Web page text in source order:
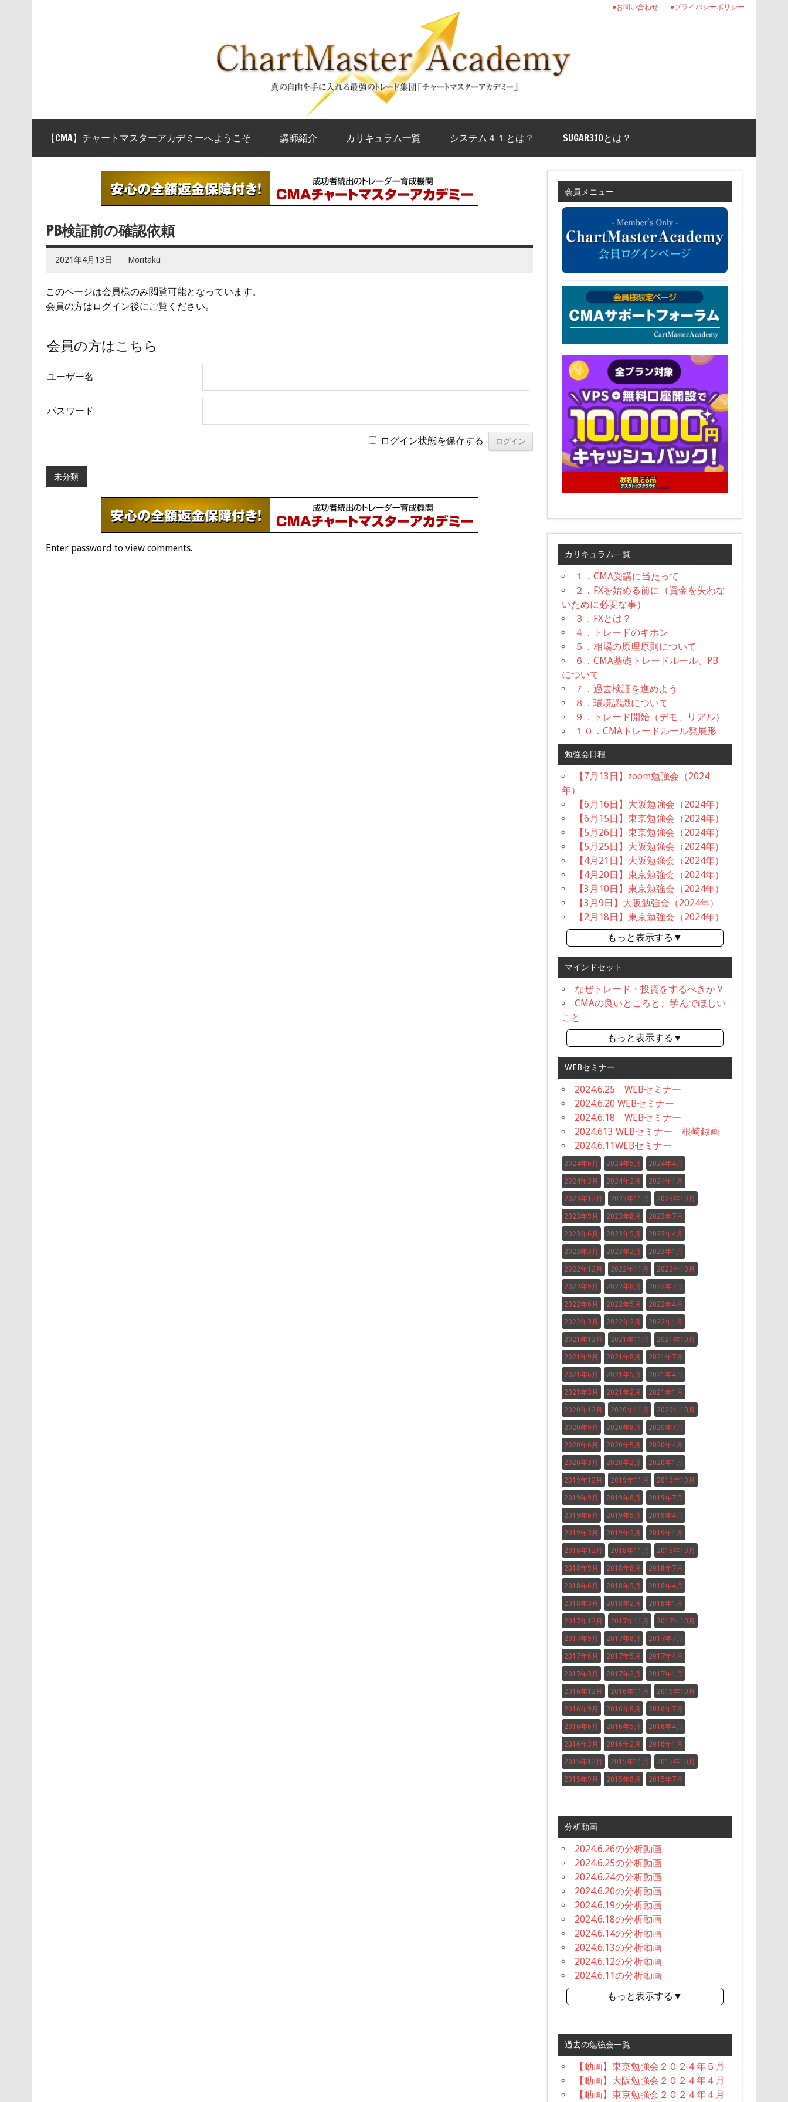
●プライバシーポリシー
●お問い合わせ
【CMA】チャートマスターアカデミーへようこそ 講師紹介 カリキュラム一覧 システム４１とは？ SUGAR310とは？
PB検証前の確認依頼
2021年4月13日 Moritaku
このページは会員様のみ閲覧可能となっています。
会員の方はログイン後にご覧ください。
会員の方はこちら
ユーザー名
パスワード
ログイン状態を保存する
未分類
Enter password to view comments.
会員メニュー
カリキュラム一覧
１．CMA受講に当たって
２．FXを始める前に（資金を失わな
いために必要な事）
３．FXとは？
４．トレードのキホン
５．相場の原理原則について
６．CMA基礎トレードルール、PB
について
７．過去検証を進めよう
８．環境認識について
９．トレード開始（デモ、リアル）
１０．CMAトレードルール発展形
勉強会日程
【7月13日】zoom勉強会（2024
年）
【6月16日】大阪勉強会（2024年）
【6月15日】東京勉強会（2024年）
【5月26日】東京勉強会（2024年）
【5月25日】大阪勉強会（2024年）
【4月21日】大阪勉強会（2024年）
【4月20日】東京勉強会（2024年）
【3月10日】東京勉強会（2024年）
【3月9日】大阪勉強会（2024年）
【2月18日】東京勉強会（2024年）
もっと表示する▼
マインドセット
なぜトレード・投資をするべきか？
CMAの良いところと、学んでほしい
こと
もっと表示する▼
WEBセミナー
2024.6.25 WEBセミナー
2024.6.20 WEBセミナー
2024.6.18 WEBセミナー
2024.613 WEBセミナー 根崎録画
2024.6.11WEBセミナー
2024年6月 2024年5月 2024年4月
2024年3月 2024年2月 2024年1月
2023年12月 2023年11月 2023年10月
2023年9月 2023年8月 2023年7月
2023年6月 2023年5月 2023年4月
2023年3月 2023年2月 2023年1月
2022年12月 2022年11月 2022年10月
2022年9月 2022年8月 2022年7月
2022年6月 2022年5月 2022年4月
2022年3月 2022年2月 2022年1月
2021年12月 2021年11月 2021年10月
2021年9月 2021年8月 2021年7月
2021年6月 2021年5月 2021年4月
2021年3月 2021年2月 2021年1月
2020年12月 2020年11月 2020年10月
2020年9月 2020年8月 2020年7月
2020年6月 2020年5月 2020年4月
2020年3月 2020年2月 2020年1月
2019年12月 2019年11月 2019年10月
2019年9月 2019年8月 2019年7月
2019年6月 2019年5月 2019年4月
2019年3月 2019年2月 2019年1月
2018年12月 2018年11月 2018年10月
2018年9月 2018年8月 2018年7月
2018年6月 2018年5月 2018年4月
2018年3月 2018年2月 2018年1月
2017年12月 2017年11月 2017年10月
2017年9月 2017年8月 2017年7月
2017年6月 2017年5月 2017年4月
2017年3月 2017年2月 2017年1月
2016年12月 2016年11月 2016年10月
2016年9月 2016年8月 2016年7月
2016年6月 2016年5月 2016年4月
2016年3月 2016年2月 2016年1月
2015年12月 2015年11月 2015年10月
2015年9月 2015年8月 2015年7月
分析動画
2024.6.26の分析動画
2024.6.25の分析動画
2024.6.24の分析動画
2024.6.20の分析動画
2024.6.19の分析動画
2024.6.18の分析動画
2024.6.14の分析動画
2024.6.13の分析動画
2024.6.12の分析動画
2024.6.11の分析動画
もっと表示する▼
過去の勉強会一覧
【動画】東京勉強会２０２４年５月
【動画】大阪勉強会２０２４年４月
【動画】東京勉強会２０２４年４月